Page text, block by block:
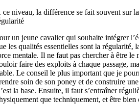
ce niveau, la différence se fait souvent sur
un jeune cavalier qui souhaite intégrer
les qualités essentielles sont la régularité,
mentale. Il ne faut pas chercher à être
faire des exploits à chaque passage,
Le conseil le plus important que je
soin de son poney et de construire
la base. Ensuite, il faut s’entraîner
que techniquement, et être